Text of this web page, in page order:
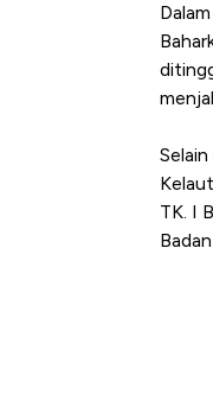
TK. I